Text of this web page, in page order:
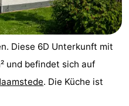
Diese 6D Unterkunft mit
und befindet sich auf
. Die Küche ist